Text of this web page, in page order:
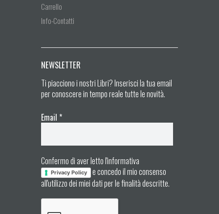
Carrello
Info-Contatti
NEWSLETTER
Ti piacciono i nostri Libri? Inserisci la tua email
per conoscere in tempo reale tutte le novità.
Email *
Confermo di aver letto l'informativa
Privacy Policy
e concedo il mio consenso
all'utilizzo dei miei dati per le finalità descritte.